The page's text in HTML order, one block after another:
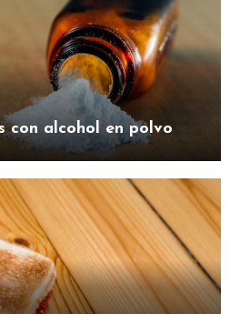
con alcohol en polvo